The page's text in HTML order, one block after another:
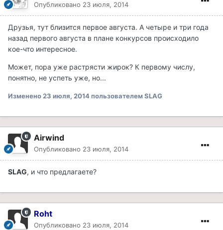
Опубликовано 23 июля, 2014
Друзья, тут близится первое августа. А четыре и три года
назад первого августа в плане конкурсов происходило
кое-что интересное.
Может, пора уже растрясти жирок? К первому числу,
понятно, не успеть уже, но...
Изменено23 июля, 2014пользователем SLAG
Airwind
Опубликовано 23 июля, 2014
SLAG, и что предлагаете?
Roht
Опубликовано 23 июля, 2014